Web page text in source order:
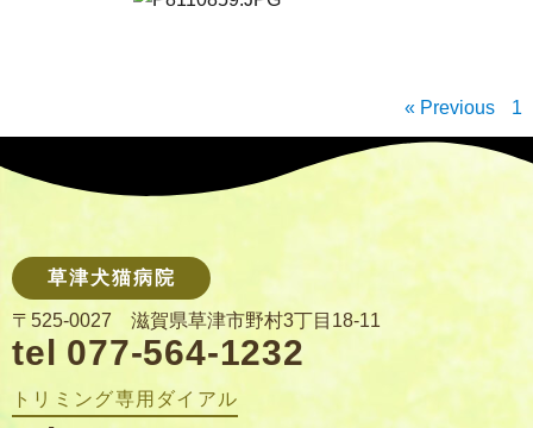
« Previous 1
草津犬猫病院
〒525-0027 滋賀県草津市野村3丁目18-11
tel 077-564-1232
トリミング専用ダイアル